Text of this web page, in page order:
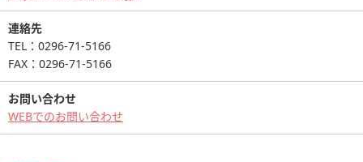
連絡先
TEL：0296-71-5166
FAX：0296-71-5166
お問い合わせ
WEBでのお問い合わせ